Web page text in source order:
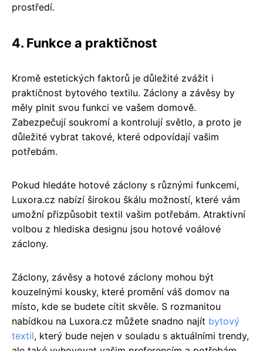
prostředí.
4. Funkce a praktičnost
Kromě estetických faktorů je důležité zvážit i
praktičnost bytového textilu. Záclony a závěsy by
měly plnit svou funkci ve vašem domově.
Zabezpečují soukromí a kontrolují světlo, a proto je
důležité vybrat takové, které odpovídají vašim
potřebám.
Pokud hledáte hotové záclony s různými funkcemi,
Luxora.cz nabízí širokou škálu možností, které vám
umožní přizpůsobit textil vašim potřebám. Atraktivní
volbou z hlediska designu jsou hotové voálové
záclony.
Záclony, závěsy a hotové záclony mohou být
kouzelnými kousky, které promění váš domov na
místo, kde se budete cítit skvěle. S rozmanitou
nabídkou na Luxora.cz můžete snadno najít bytový
textil, který bude nejen v souladu s aktuálními trendy,